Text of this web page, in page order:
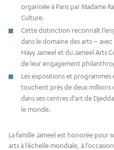
organisée à Paris par Madame
Culture.
Cette distinction reconnaît
dans le domaine des arts –
Hayy Jameel et du Jameel Arts
de leur engagement
Les expositions et programmes
touchent près de deux millions
dans ses centres d’art de
le monde.
La famille Jameel est honorée pour
arts à l’échelle mondiale, à